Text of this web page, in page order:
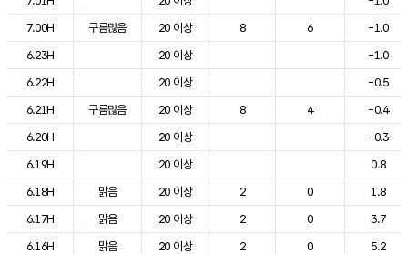
7.00H
구름많음 20 이상 8 6
-1.0
6.23H
20 이상
-1.0
6.22H
20 이상
-0.5
6.21H
구름많음 20 이상 8 4
-0.4
6.20H
20 이상
-0.3
6.19H
20 이상
0.8
6.18H
맑음 20 이상 2 0
1.8
6.17H
맑음 20 이상 2 0
3.7
6.16H
맑음 20 이상 2 0
5.2